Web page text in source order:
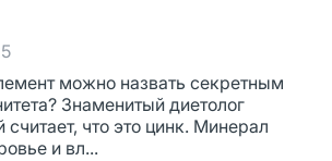
можно назвать секретным
Знаменитый диетолог
что это цинк. Минерал
и вл...